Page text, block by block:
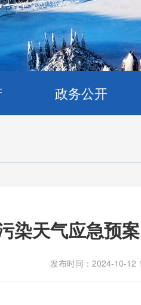
政务公开
染天气应急预
发布时间：2024-10-12